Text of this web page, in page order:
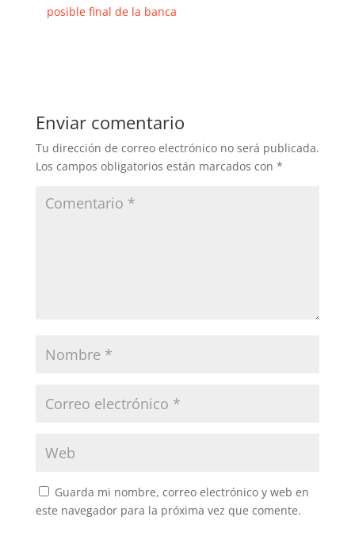
posible final de la banca
Enviar comentario
Tu dirección de correo electrónico no será publicada.
Los campos obligatorios están marcados con *
Guarda mi nombre, correo electrónico y web en
este navegador para la próxima vez que comente.